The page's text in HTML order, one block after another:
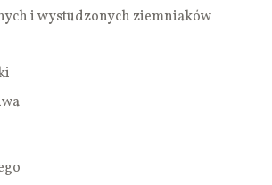
i wystudzonych ziemniaków